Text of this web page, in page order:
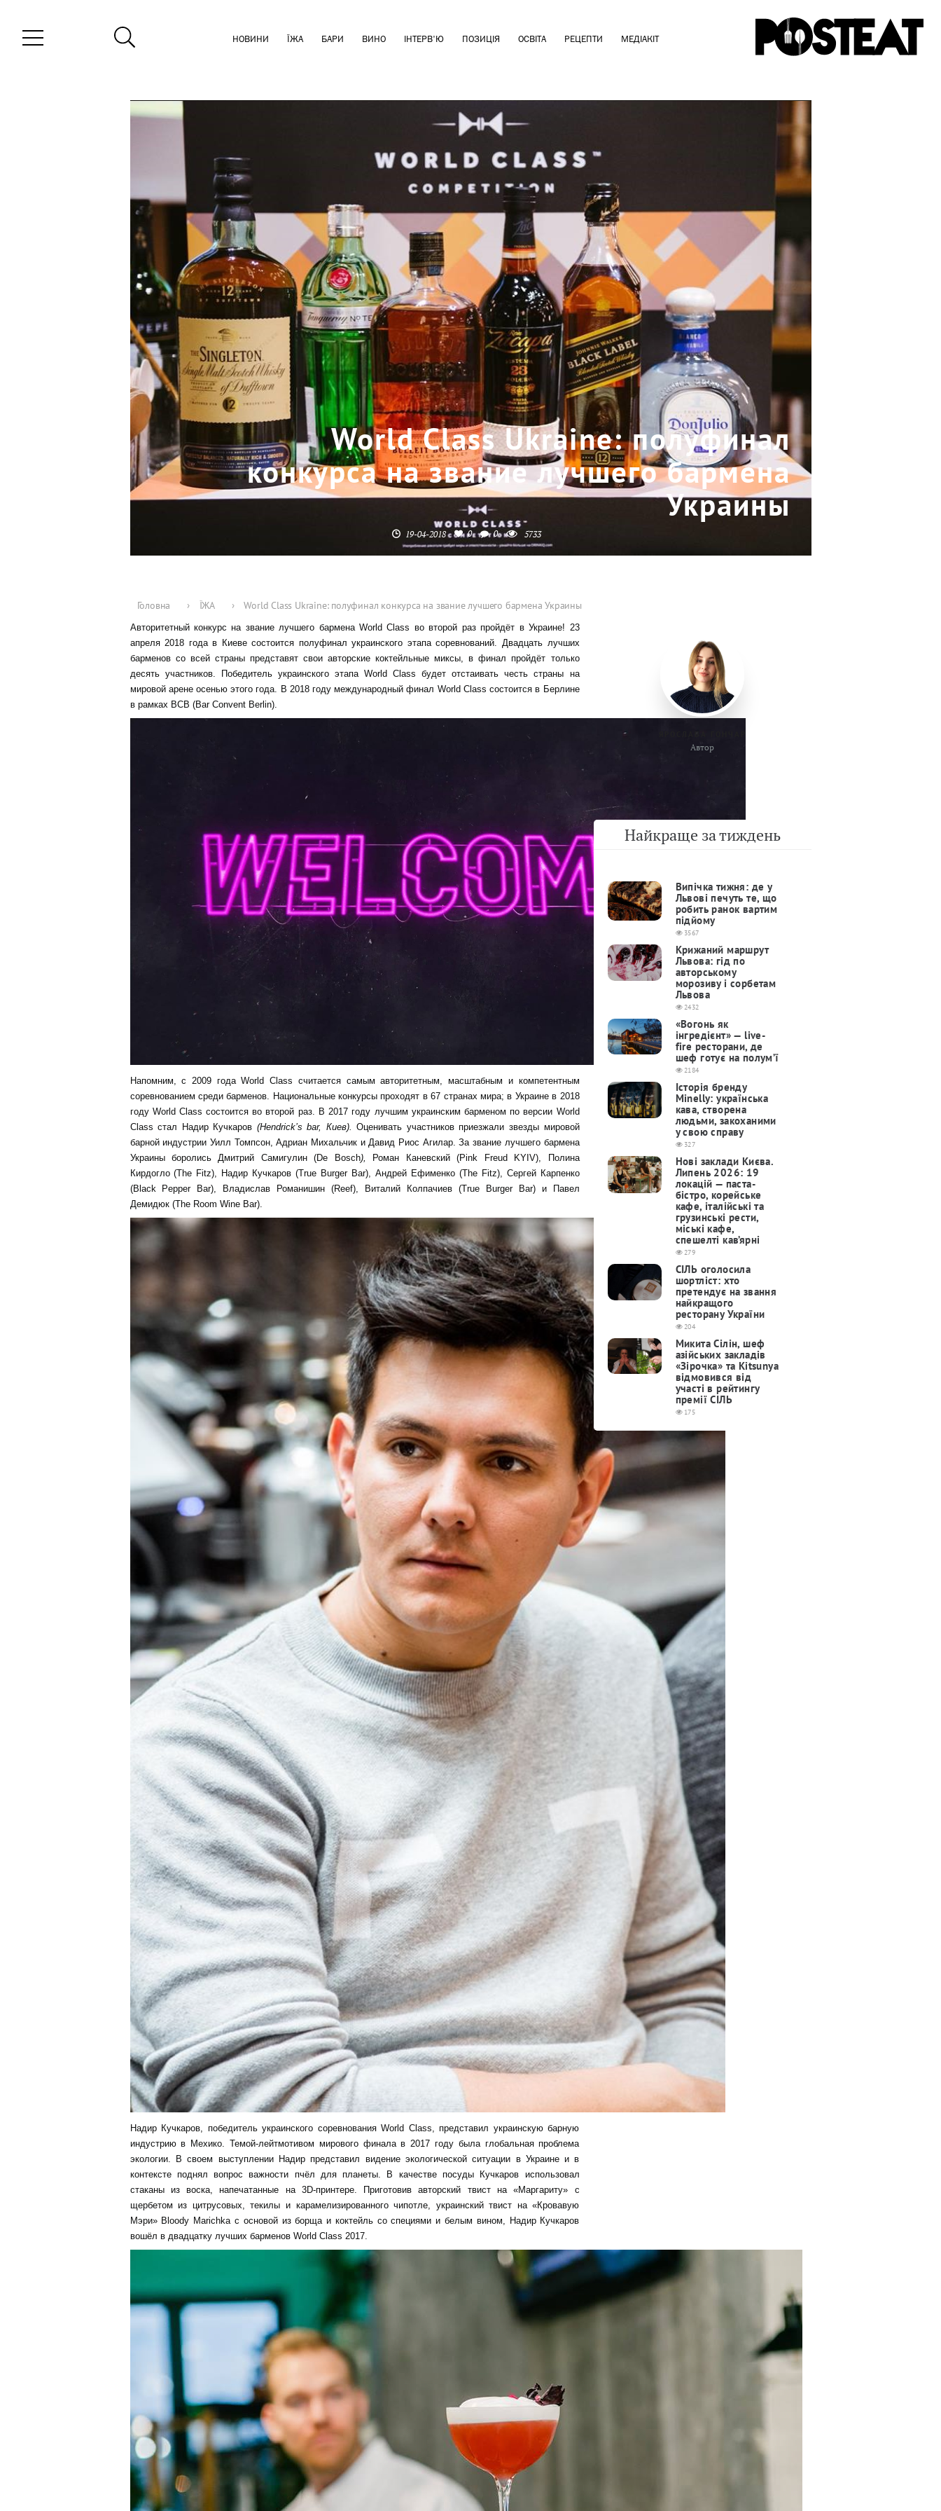
НОВИНИ ЇЖА БАРИ ВИНО ІНТЕРВ'Ю ПОЗИЦІЯ ОСВІТА РЕЦЕПТИ МЕДІАКІТ
World Class Ukraine: полуфинал
конкурса на звание лучшего бармена
Украины
19-04-2018 0 0 5733
Головна › ЇЖА › World Class Ukraine: полуфинал конкурса на звание лучшего бармена Украины
Авторитетный конкурс на звание лучшего бармена World Class во второй раз пройдёт в Украине! 23
апреля 2018 года в Киеве состоится полуфинал украинского этапа соревнований. Двадцать лучших
барменов со всей страны представят свои авторские коктейльные миксы, в финал пройдёт только
десять участников. Победитель украинского этапа World Class будет отстаивать честь страны на
мировой арене осенью этого года. В 2018 году международный финал World Class состоится в Берлине
в рамках BCB (Bar Convent Berlin).
Напомним, с 2009 года World Class считается самым авторитетным, масштабным и компетентным
соревнованием среди барменов. Национальные конкурсы проходят в 67 странах мира; в Украине в 2018
году World Class состоится во второй раз. В 2017 году лучшим украинским барменом по версии World
Class стал Надир Кучкаров (Hendrick’s bar, Киев).Оценивать участников приезжали звезды мировой
барной индустрии Уилл Томпсон, Адриан Михальчик и Давид Риос Агилар. За звание лучшего бармена
Украины боролись Дмитрий Самигулин (De Bosch),
Роман Каневский (Pink Freud KYIV), Полина
Кирдогло (The Fitz), Надир Кучкаров (True Burger Bar), Андрей Ефименко (The Fitz), Сергей Карпенко
(Black Pepper Bar), Владислав Романишин (Reef), Виталий Колпачиев (True Burger Bar) и Павел
Демидюк (The Room Wine Bar).
Надир Кучкаров, победитель украинского соревнования World Class, представил украинскую барную
индустрию в Мехико. Темой-лейтмотивом мирового финала в 2017 году была глобальная проблема
экологии. В своем выступлении Надир представил видение экологической ситуации в Украине и в
контексте поднял вопрос важности пчёл для планеты. В качестве посуды Кучкаров использовал
стаканы из воска, напечатанные на 3D-принтере. Приготовив авторский твист на «Маргариту» с
щербетом из цитрусовых, текилы и карамелизированного чипотле, украинский твист на «Кровавую
Мэри» Bloody Marichka с основой из борща и коктейль со специями и белым вином, Надир Кучкаров
вошёл в двадцатку лучших барменов World Class 2017.
ЯРОСЛАВА ГОНЧАР
Автор
Найкраще за тиждень
Випічка тижня: де у
Львові печуть те, що
робить ранок вартим
підйому
3567
Крижаний маршрут
Львова: гід по
авторському
морозиву і сорбетам
Львова
2432
«Вогонь як
інгредієнт» — live-
fire ресторани, де
шеф готує на полум’ї
2184
Історія бренду
Minelly: українська
кава, створена
людьми, закоханими
у свою справу
327
Нові заклади Києва.
Липень 2026: 19
локацій — паста-
бістро, корейське
кафе, італійські та
грузинські рести,
міські кафе,
спешелті кав’ярні
279
СІЛЬ оголосила
шортліст: хто
претендує на звання
найкращого
ресторану України
204
Микита Сілін, шеф
азійських закладів
«Зірочка» та Kitsunya
відмовився від
участі в рейтингу
премії СІЛЬ
175